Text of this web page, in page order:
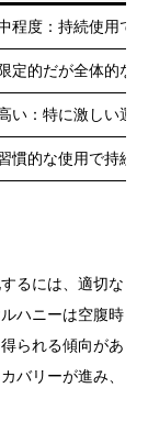
程度：持続使用で
限定的だが全体的な
い：特に激しい運
慣的な使用で持続
るには、適切な
ハニーは空腹時
られる傾向があ
バリーが進み、